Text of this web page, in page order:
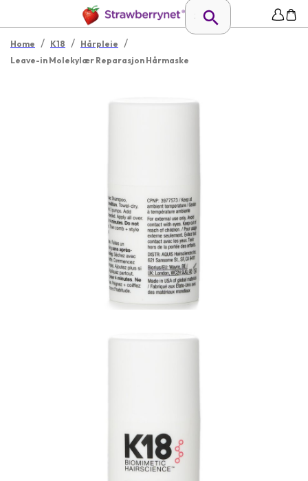
Home / K18 / Hårpleie /
Leave-in Molekylær Reparasjon Hårmaske